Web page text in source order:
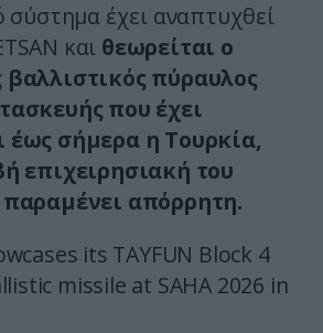
σύστημα έχει αναπτυχθεί
και θεωρείται ο
βαλλιστικός πύραυλος
που έχει
έως σήμερα η Τουρκία,
επιχειρησιακή του
απόρρητη.
its TAYFUN Block 4
missile at SAHA 2026 in